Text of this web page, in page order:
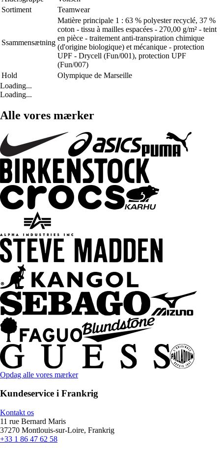
Sortiment
Teamwear
Ssammensætning
Matière principale 1 : 63 % polyester recyclé, 37 %
coton - tissu à mailles espacées - 270,00 g/m² - teint
en pièce - traitement anti-transpiration chimique
(d'origine biologique) et mécanique - protection
UPF - Drycell (Fun/001), protection UPF
(Fun/007)
Hold
Olympique de Marseille
Loading...
Loading...
Alle vores mærker
Opdag alle vores mærker
Kundeservice i Frankrig
Kontakt os
11 rue Bernard Maris
37270 Montlouis-sur-Loire, Frankrig
+33 1 86 47 62 58